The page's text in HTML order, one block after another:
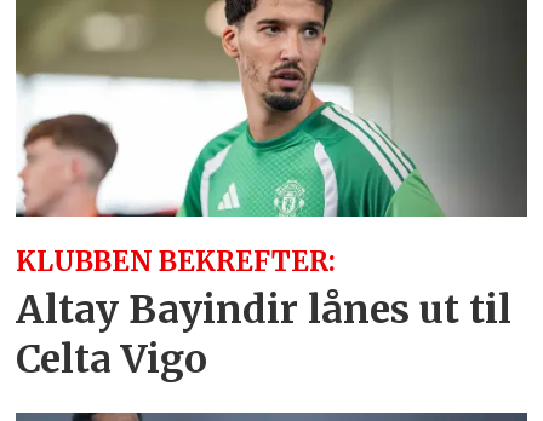
KLUBBEN BEKREFTER:
Altay Bayindir lånes ut til
Celta Vigo